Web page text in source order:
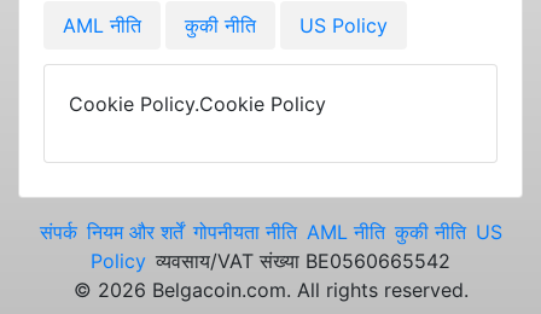
AML नीति कुकी नीति US Policy
Cookie Policy.Cookie Policy
संपर्क नियम और शर्तें गोपनीयता नीति AML नीति कुकी नीति US
Policy व्यवसाय/VAT संख्या BE0560665542
© 2026 Belgacoin.com. All rights reserved.